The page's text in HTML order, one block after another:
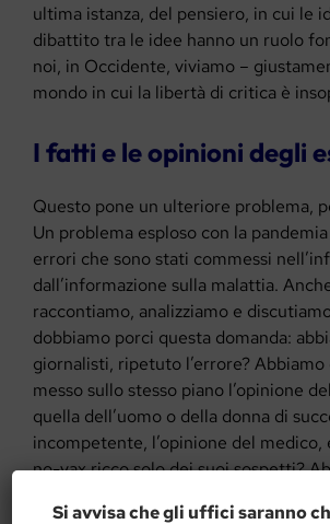
ultima istanza, del pensiero, in cui le
dibattito tra le idee hanno un ruolo
noi, in Occidente, viviamo –
mondo in cui la libertà di critica è
I fatti e le opinioni degli
Questo pone un ulteriore problema,
Un problema esploso con la
errori che sono stati commessi
dall’informazione sulla malattia.
raccontiamo, analizziamo e
dobbiamo porci questa domanda:
giornalisti, ripetuto l’errore? Abbiamo
messo sullo stesso piano l’opinione
quella dell’uomo o della donna di
incompetente, l’opinione del medico,
no-vax ricco solo dei suoi sospetti?
Si avvisa che gli uffici saranno